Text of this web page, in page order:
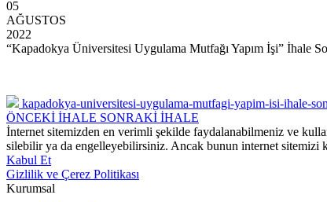
05
AĞUSTOS
2022
“Kapadokya Üniversitesi Uygulama Mutfağı Yapım İşi” İhale
kapadokya-universitesi-uygulama-mutfagi-yapim-isi-ihale-
ÖNCEKİ İHALE SONRAKİ İHALE
İnternet sitemizden en verimli şekilde faydalanabilmeniz ve
silebilir ya da engelleyebilirsiniz. Ancak bunun internet sitemizi
Kabul Et
Gizlilik ve Çerez Politikası
Kurumsal